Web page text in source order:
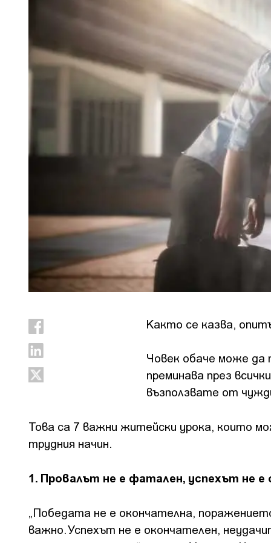
Както се казва,
Човек обаче може да
преминава през
възползвате от
Това са 7 важни житейски урока, които
трудния начин.
1. Провалът не е фатален, успехът не е
„Победата не е окончателна,
важно. Успехът не е окончателен,